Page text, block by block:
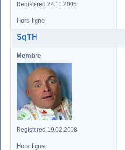
Registered 24.11.2006
Hors ligne
SqTH
Membre
Registered 19.02.2008
Hors ligne